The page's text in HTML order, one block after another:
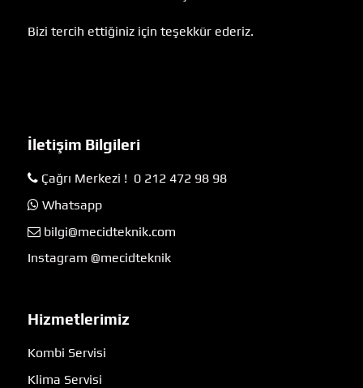
Bizi tercih ettiğiniz için teşekkür ederiz.
İletişim Bilgileri
Çağrı Merkezi ! 0 212 472 98 98
Whatsapp
bilgi@mecidteknik.com
Instagram @mecidteknik
Hizmetlerimiz
Kombi Servisi
Klima Servisi